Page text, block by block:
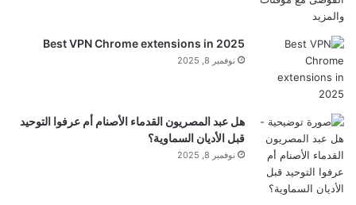
Best VPN Chrome extensions in 2025
نوفمبر 8, 2025
هل عبد المصريون القدماء الأصنام أم عرفوا التوحيد
قبل الأديان السماوية؟
نوفمبر 8, 2025